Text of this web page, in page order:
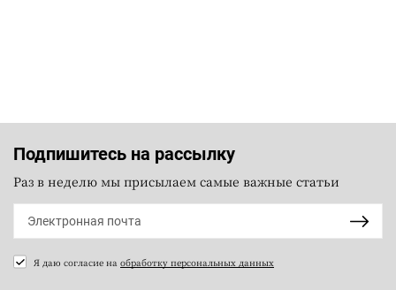
Подпишитесь на рассылку
Раз в неделю мы присылаем самые важные статьи
Я даю согласие на обработку персональных данных